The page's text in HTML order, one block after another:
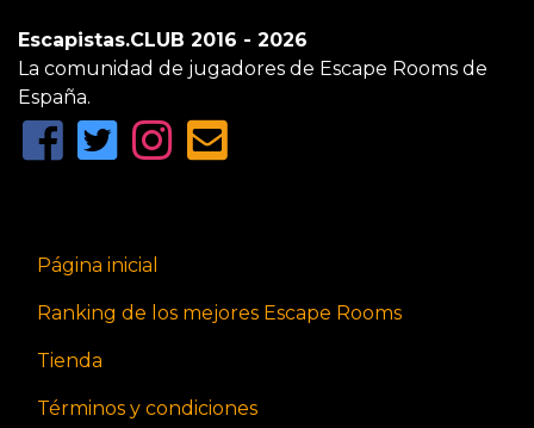
Escapistas.CLUB 2016 - 2026
La comunidad de jugadores de Escape Rooms de
España.
Página inicial
Ranking de los mejores Escape Rooms
Tienda
Términos y condiciones